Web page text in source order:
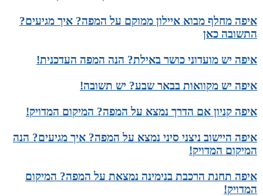
איפה מחלף מבוא איילון ממוקם על המפה? איך מגיעים?
התשובה כאן
איפה יש מועדוני כושר באילת? הנה המפה העדכנית!
איפה יש מקוואות בבאר שבע? יש תשובה!
איפה קניון אם הדרך נמצא על המפה? המיקום המדויק!
איפה היישוב ניצני סיני נמצא על המפה? איך מגיעים? הנה
המיקום המדויק!
איפה תחנת הרכבת בנימינה נמצאת על המפה? המיקום
המדויק!